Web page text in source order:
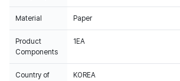
Material Paper
Product
Components
1EA
Country of
KOREA